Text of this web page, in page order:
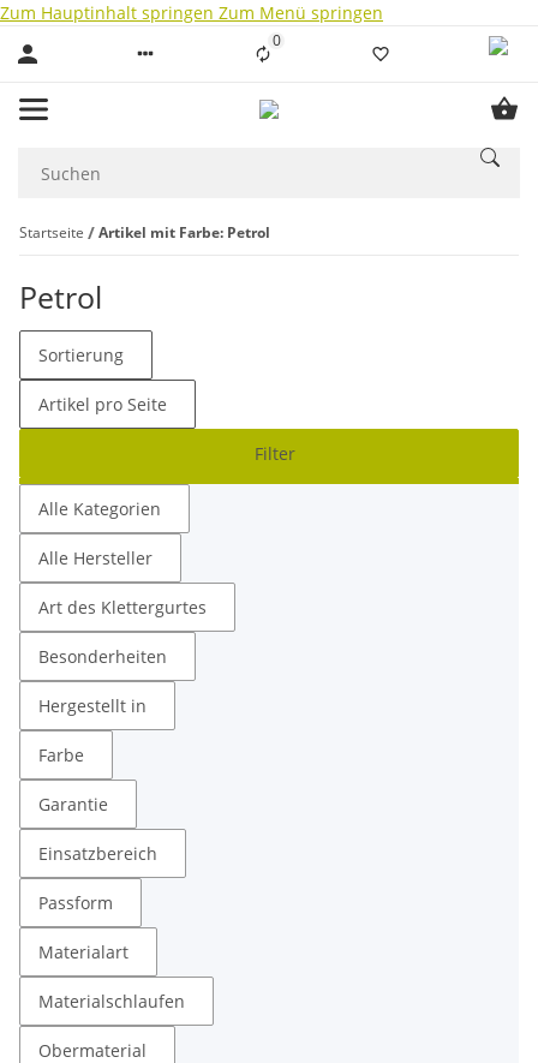
Zum Hauptinhalt springen Zum Menü springen
0Liste ist leer
Startseite Artikel mit Farbe: Petrol
Petrol
Filter
Sortierung
Artikel pro Seite
Alle Kategorien
Alle Hersteller
Art des Klettergurtes
Besonderheiten
Hergestellt in
Farbe
Garantie
Einsatzbereich
Passform
Materialart
Materialschlaufen
Obermaterial